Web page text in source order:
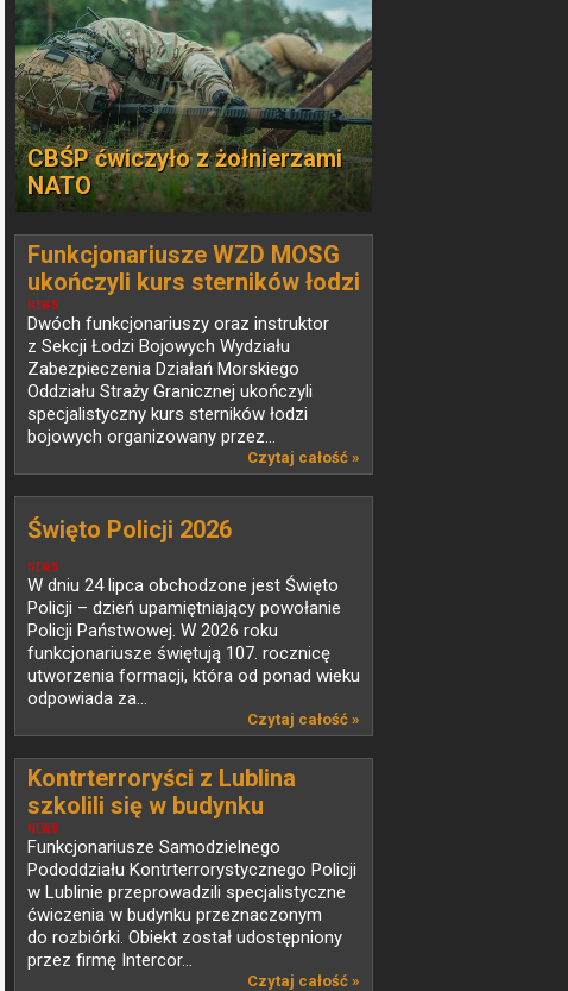
CBŚP ćwiczyło z żołnierzami
NATO
NEWS
Funkcjonariusze WZD MOSG
ukończyli kurs sterników łodzi
bojowych
Dwóch funkcjonariuszy oraz instruktor
z Sekcji Łodzi Bojowych Wydziału
Zabezpieczenia Działań Morskiego
Oddziału Straży Granicznej ukończyli
specjalistyczny kurs sterników łodzi
bojowych organizowany przez...
Czytaj całość »
NEWS
Święto Policji 2026
W dniu 24 lipca obchodzone jest Święto
Policji – dzień upamiętniający powołanie
Policji Państwowej. W 2026 roku
funkcjonariusze świętują 107. rocznicę
utworzenia formacji, która od ponad wieku
odpowiada za...
Czytaj całość »
NEWS
Kontrterroryści z Lublina
szkolili się w budynku
przeznaczonym do rozbiórki
Funkcjonariusze Samodzielnego
Pododdziału Kontrterrorystycznego Policji
w Lublinie przeprowadzili specjalistyczne
ćwiczenia w budynku przeznaczonym
do rozbiórki. Obiekt został udostępniony
przez firmę Intercor...
Czytaj całość »